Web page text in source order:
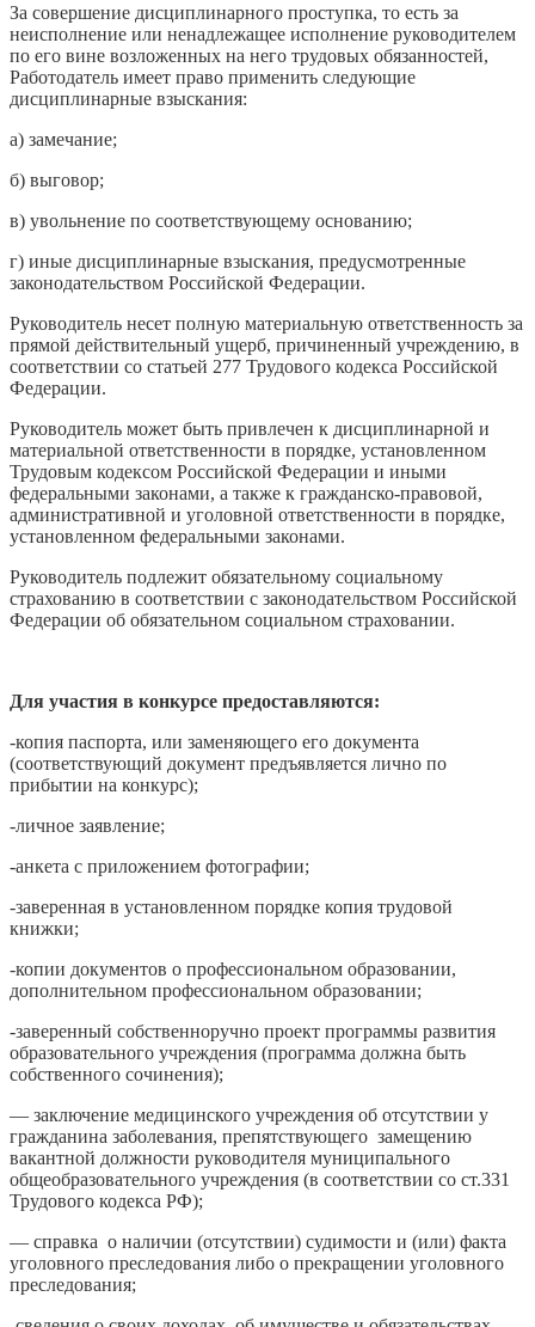
За совершение дисциплинарного проступка, то есть за
неисполнение или ненадлежащее исполнение руководителем
по его вине возложенных на него трудовых обязанностей,
Работодатель имеет право применить следующие
дисциплинарные взыскания:
а) замечание;
б) выговор;
в) увольнение по соответствующему основанию;
г) иные дисциплинарные взыскания, предусмотренные
законодательством Российской Федерации.
Руководитель несет полную материальную ответственность за
прямой действительный ущерб, причиненный учреждению, в
соответствии со статьей 277 Трудового кодекса Российской
Федерации.
Руководитель может быть привлечен к дисциплинарной и
материальной ответственности в порядке, установленном
Трудовым кодексом Российской Федерации и иными
федеральными законами, а также к гражданско-правовой,
административной и уголовной ответственности в порядке,
установленном федеральными законами.
Руководитель подлежит обязательному социальному
страхованию в соответствии с законодательством Российской
Федерации об обязательном социальном страховании.
Для участия в конкурсе предоставляются:
-копия паспорта, или заменяющего его документа
(соответствующий документ предъявляется лично по
прибытии на конкурс);
-личное заявление;
-анкета с приложением фотографии;
-заверенная в установленном порядке копия трудовой
книжки;
-копии документов о профессиональном образовании,
дополнительном профессиональном образовании;
-заверенный собственноручно проект программы развития
образовательного учреждения (программа должна быть
собственного сочинения);
— заключение медицинского учреждения об отсутствии у
гражданина заболевания, препятствующего замещению
вакантной должности руководителя муниципального
общеобразовательного учреждения (в соответствии со ст.331
Трудового кодекса РФ);
— справка о наличии (отсутствии) судимости и (или) факта
уголовного преследования либо о прекращении уголовного
преследования;